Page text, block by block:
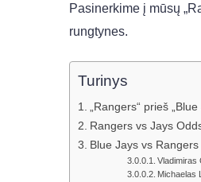
Pasinerkime į mūsų
rungtynes.
Turinys
„Rangers“ prieš
Rangers vs Jays
Blue Jays vs
Vladimiras
Michaelas